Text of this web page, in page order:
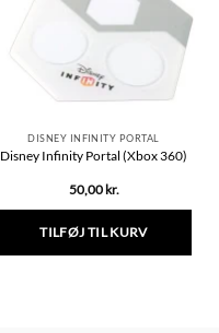
DISNEY INFINITY PORTAL
Disney Infinity Portal (Xbox 360)
50,00 kr.
TILFØJ TIL KURV